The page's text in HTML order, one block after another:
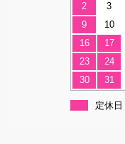
2
3
9
10
16
17
23
24
30
31
定休日